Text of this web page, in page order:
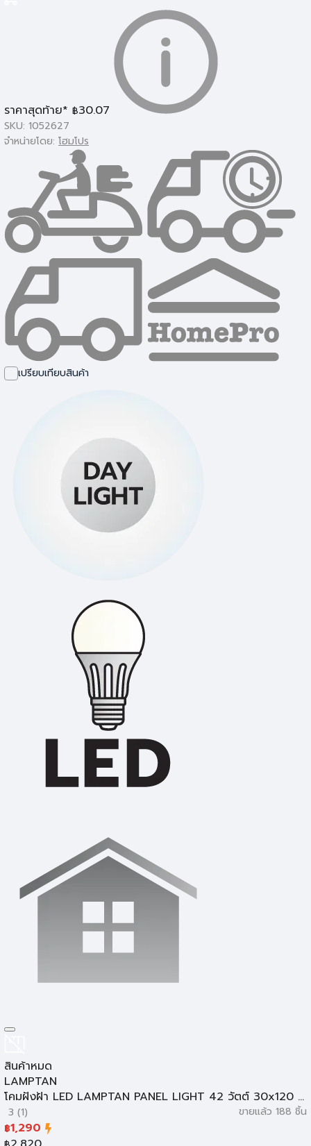
ราคาสุดท้าย* ฿30.07
SKU: 1052627
จำหน่ายโดย: โฮมโปร
เปรียบเทียบสินค้า
สินค้าหมด
LAMPTAN
โคมฝังฝ้า LED LAMPTAN PANEL LIGHT 42 วัตต์ 30x120 ...
3 (1) ขายแล้ว 188 ชิ้น
฿1,290